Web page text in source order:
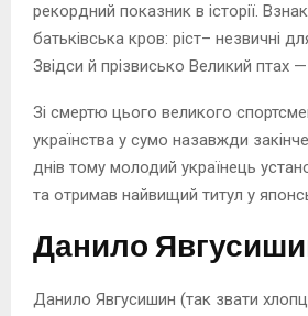
рекордний показник в історії.
батьківська кров: ріст– незвичні
Звідси й прізвисько Великий птах
Зі смертю цього великого
українства у сумо назавжди
днів тому молодий українець
та отримав найвищий титул у
Данило
Данило Явгусишин (так звати